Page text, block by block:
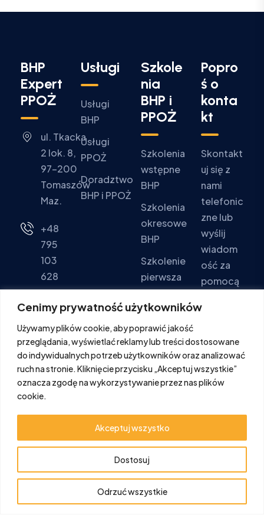
Cenimy prywatność użytkowników
Używamy plików cookie, aby poprawić jakość
przeglądania, wyświetlać reklamy lub treści dostosowane
do indywidualnych potrzeb użytkowników oraz analizować
ruch na stronie. Kliknięcie przycisku „Akceptuj wszystkie”
oznacza zgodę na wykorzystywanie przez nas plików
cookie.
Dostosuj
Odrzuć wszystkie
Akceptuj wszystko
BHP
Expert
PPOŻ
ul. Tkacka
2 lok. 8,
97-200
Tomaszów
Maz.
+48
795
103
628
Pon - Pt:
16:00
Sob. -
Ndz.:
Zamknięte
Usługi
Usługi
BHP
Usługi
PPOŻ
Doradztwo
BHP i PPOŻ
Szkole
nia
BHP i
PPOŻ
Szkolenia
wstępne
BHP
Szkolenia
okresowe
BHP
Szkolenie
pierwsza
pomoc
Szkolenia
PPOŻ
Popro
ś o
konta
kt
Skontakt
uj się z
nami
telefonic
zne lub
wyślij
wiadom
ość za
pomocą
wego.
Copyright © BHP Expert - Usługi BHP i PPOŻ | Wszelkie
prawa zastrzeżone |Polityka prywatności